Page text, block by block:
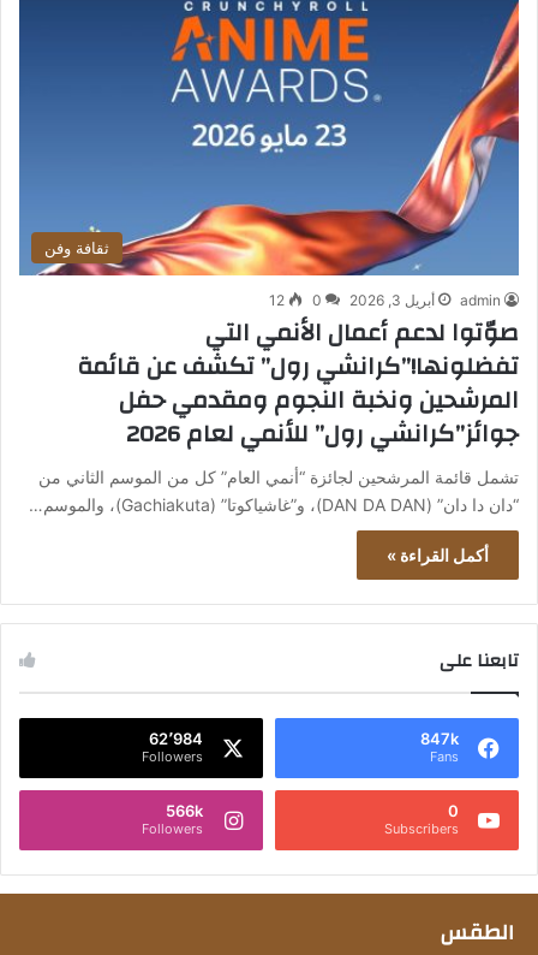
ثقافة وفن
admin أبريل 3, 2026 0
12
صوّتوا لدعم أعمال الأنمي التي
تفضلونها!”كرانشي رول” تكشف عن قائمة
المرشحين ونخبة النجوم ومقدمي حفل
جوائز”كرانشي رول” للأنمي لعام 2026
تشمل قائمة المرشحين لجائزة “أنمي العام” كل من الموسم الثاني من
“دان دا دان” (DAN DA DAN)، و”غاشياكوتا” (Gachiakuta)، والموسم…
أكمل القراءة »
تابعنا على
847k
Fans
62٬984
Followers
0
Subscribers
566k
Followers
الطقس